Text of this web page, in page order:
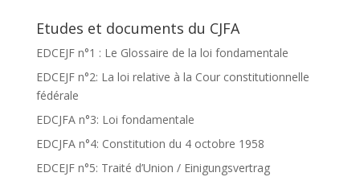
Etudes et documents du CJFA
EDCEJF n°1 : Le Glossaire de la loi fondamentale
EDCEJF n°2: La loi relative à la Cour constitutionnelle
fédérale
EDCJFA n°3: Loi fondamentale
EDCJFA n°4: Constitution du 4 octobre 1958
EDCEJF n°5: Traité d’Union / Einigungsvertrag